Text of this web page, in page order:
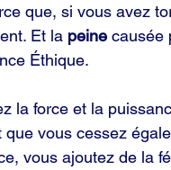
que, si vous avez
Et la peine causée
Éthique.
la force et la
vous cessez
vous ajoutez de la